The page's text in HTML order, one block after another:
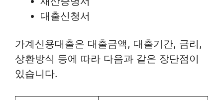
대출신청서
가계신용대출은 대출금액, 대출기간, 금리,
상환방식 등에 따라 다음과 같은 장단점이
있습니다.